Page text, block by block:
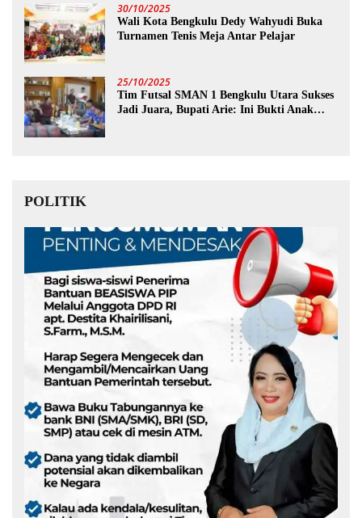
30/10/2025
Wali Kota Bengkulu Dedy Wahyudi Buka
Turnamen Tenis Meja Antar Pelajar
25/10/2025
Tim Futsal SMAN 1 Bengkulu Utara Sukses
Jadi Juara, Bupati Arie: Ini Bukti Anak
POLITIK